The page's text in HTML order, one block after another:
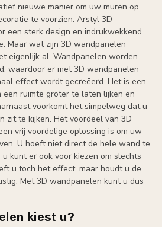
nieuwe manier om uw muren op
te voorzien. Arstyl 3D
een sterk design en indrukwekkend
Maar wat zijn 3D wandpanelen
eigenlijk al. Wandpanelen worden
waardoor er met 3D wandpanelen
effect wordt gecreëerd. Het is een
een ruimte groter te laten lijken en
voorkomt het simpelweg dat u
zit te kijken. Het voordeel van 3D
vrij voordelige oplossing is om uw
U hoeft niet direct de hele wand te
kunt er ook voor kiezen om slechts
u toch het effect, maar houdt u de
Met 3D wandpanelen kunt u dus
kiest u?